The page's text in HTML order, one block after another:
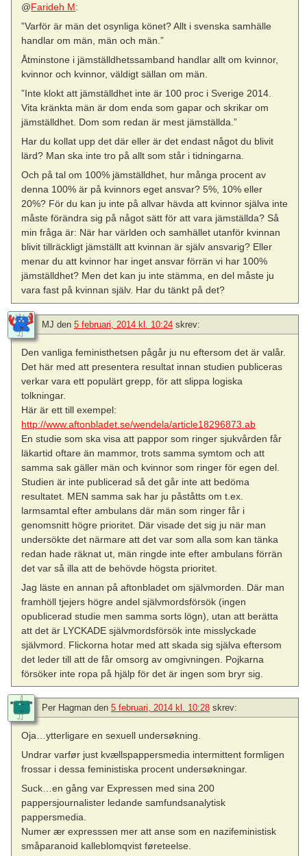
@Farideh M:
”Varför är män det osynliga könet? Allt i svenska samhälle
handlar om män, män och män.”
Åtminstone i jämställdhetssamband handlar allt om kvinnor,
kvinnor och kvinnor, väldigt sällan om män.
”Inte klokt att jämställdhet inte är 100 proc i Sverige 2014.
Vita kränkta män är dom enda som gapar och skrikar om
jämställdhet. Dom som redan är mest jämställda.”
Har du kollat upp det där eller är det endast något du blivit
lärd? Man ska inte tro på allt som står i tidningarna.
Och på tal om 100% jämställdhet, hur många procent av
denna 100% är på kvinnors eget ansvar? 5%, 10% eller
20%? För du kan ju inte på allvar hävda att kvinnor själva inte
måste förändra sig på något sätt för att vara jämställda? Så
min fråga är: När har världen och samhället utanför kvinnan
blivit tillräckligt jämställt att kvinnan är själv ansvarig? Eller
menar du att kvinnor har inget ansvar förrän vi har 100%
jämställdhet? Men det kan ju inte stämma, en del måste ju
vara fast på kvinnan själv. Har du tänkt på det?
MJ den 5 februari, 2014 kl. 10:24 skrev:
Den vanliga feministhetsen pågår ju nu eftersom det är valår.
Det här med att presentera resultat innan studien publiceras
verkar vara ett populärt grepp, för att slippa logiska
tolkningar.
Här är ett till exempel:
http://www.aftonbladet.se/wendela/article18296873.ab
En studie som ska visa att pappor som ringer sjukvården får
läkartid oftare än mammor, trots samma symtom och att
samma sak gäller män och kvinnor som ringer för egen del.
Studien är inte publicerad så det går inte att bedöma
resultatet. MEN samma sak har ju påståtts om t.ex.
larmsamtal efter ambulans där män som ringer får i
genomsnitt högre prioritet. Där visade det sig ju när man
undersökte det närmare att det var som alla som kan tänka
redan hade räknat ut, män ringde inte efter ambulans förrän
det var så illa att de behövde högsta prioritet.
Jag läste en annan på aftonbladet om självmorden. Där man
framhöll tjejers högre andel självmordsförsök (ingen
opublicerad studie men samma sorts lögn), utan att berätta
att det är LYCKADE självmordsförsök inte misslyckade
självmord. Flickorna hotar med att skada sig själva eftersom
det leder till att de får omsorg av omgivningen. Pojkarna
försöker inte ropa på hjälp för det är ingen som bryr sig.
Per Hagman den 5 februari, 2014 kl. 10:28 skrev:
Oja…ytterligare en sexuell undersøkning.
Undrar varfør just kvællspappersmedia intermittent formligen
frossar i dessa feministiska procent undersøkningar.
Suck…en gång var Expressen med sina 200
pappersjournalister ledande samfundsanalytisk
pappersmedia.
Numer ær expresssen mer att anse som en nazifeministisk
småparanoid kalleblomqvist føreteelse.